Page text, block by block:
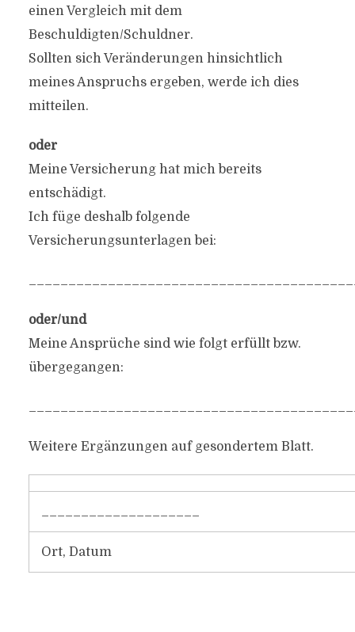
einen Vergleich mit dem
Beschuldigten/Schuldner.
Sollten sich Veränderungen hinsichtlich
meines Anspruchs ergeben, werde ich dies
mitteilen.
oder
Meine Versicherung hat mich bereits
entschädigt.
Ich füge deshalb folgende
Versicherungsunterlagen bei:
oder/und
Meine Ansprüche sind wie folgt erfüllt bzw.
übergegangen:
Weitere Ergänzungen auf gesondertem Blatt.
Ort, Datum